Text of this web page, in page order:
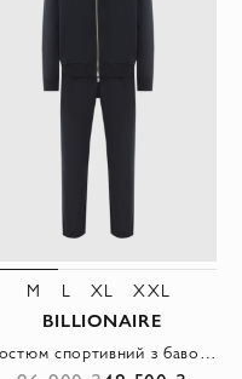
M L XL XXL
BILLIONAIRE